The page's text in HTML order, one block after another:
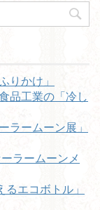
りかけ」
品工業の「冷し
ラームーン展」
ラームーンメ
エコボトル」